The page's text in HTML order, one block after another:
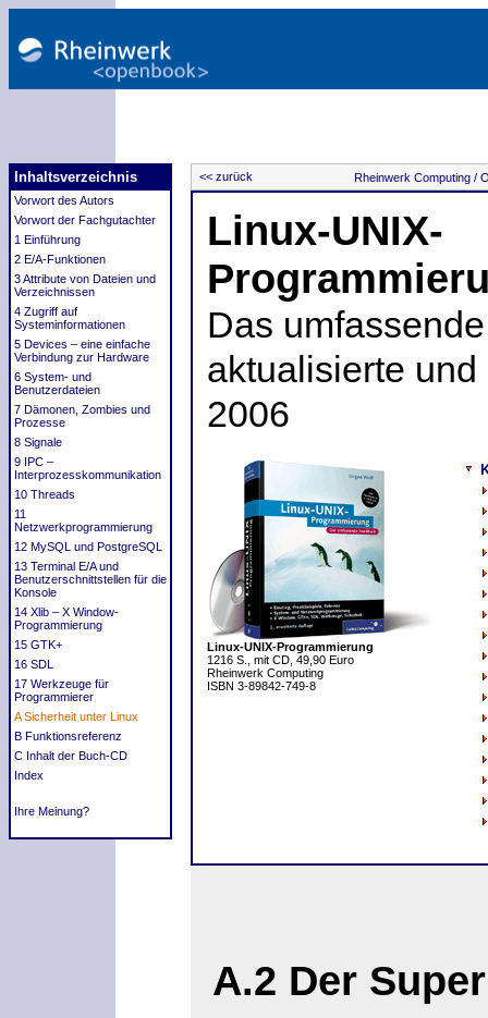
Inhaltsverzeichnis
Vorwort des Autors
Vorwort der Fachgutachter
1 Einführung
2 E/A-Funktionen
3 Attribute von Dateien und
Verzeichnissen
4 Zugriff auf
Systeminformationen
5 Devices – eine einfache
Verbindung zur Hardware
6 System- und
Benutzerdateien
7 Dämonen, Zombies und
Prozesse
8 Signale
9 IPC –
Interprozesskommunikation
10 Threads
11
Netzwerkprogrammierung
12 MySQL und PostgreSQL
13 Terminal E/A und
Benutzerschnittstellen für die
Konsole
14 Xlib – X Window-
Programmierung
15 GTK+
16 SDL
17 Werkzeuge für
Programmierer
A Sicherheit unter Linux
B Funktionsreferenz
C Inhalt der Buch-CD
Index
Ihre Meinung?
<< zurück Rheinwerk Computing /
Linux-UNIX-
Das
aktualisierte
2006
Linux-UNIX-Programmierung
1216 S., mit CD, 49,90 Euro
Rheinwerk Computing
ISBN 3-89842-749-8
A.2 Der